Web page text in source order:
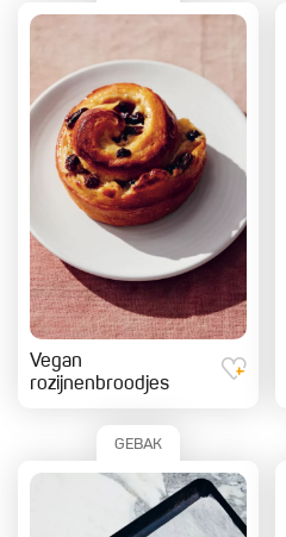
Vegan
rozijnenbroodjes
GEBAK